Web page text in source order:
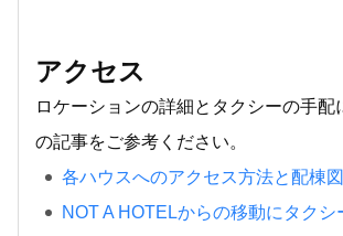
アクセス
ロケーションの詳細とタクシーの手配
の記事をご参考ください。
各ハウスへのアクセス方法と配棟
NOT A HOTELからの移動にタクシ